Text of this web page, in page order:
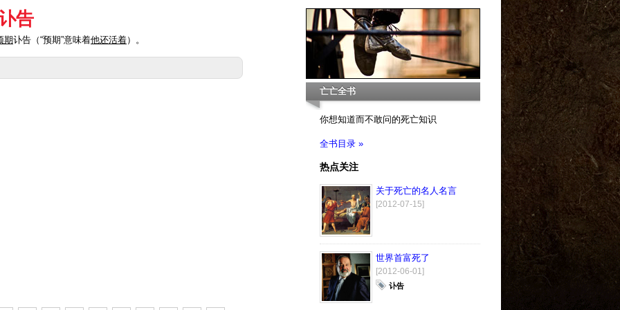
告
期讣告（“预期”意味着他还活着）。
亡亡全书
你想知道而不敢问的死亡知识
全书目录 »
热点关注
关于死亡的名人名言
[2012-07-15]
世界首富死了
[2012-06-01]
讣告